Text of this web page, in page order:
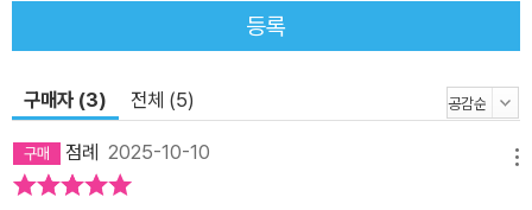
버릴 수 있는 이들이다. 애초에 스스로를 아름답게 여기지 않기 때문
꺼이 폐기한다. 이 절절한 정념은 온라인 게임에서 만난 ‘랜선 애인’과
맺어지기 위해 정체를 숨기면서 한 사람분의 신체 면적만큼도 벗어날
수 없도록 고정된 생물학적 정체성을 처절히 곱씹는 트랜스젠더(「해
등록
구매자 (3) 전체 (5)
점례 2025-10-10